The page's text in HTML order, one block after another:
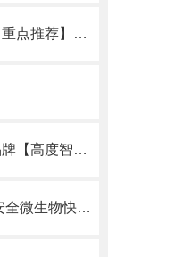
农残快速检测仪设备@【重点推荐】@2021新款农残快速检测仪设备上市
农产品检测仪器有哪些品牌【高度智能化】高科技农产品检测仪器有哪些品牌
2026年学校餐饮用食品安全微生物快速检测箱怎么选，厂家推荐